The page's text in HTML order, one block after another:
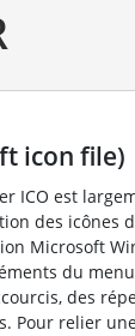
icon file)
ICO est
des icônes
Microsoft
du
des
Pour relier